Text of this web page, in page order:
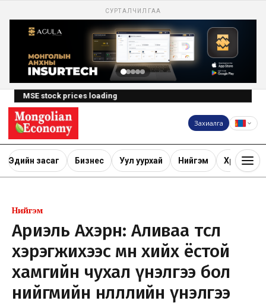
СУРТАЛЧИЛГАА
MSE stock prices loading
Захиалга
Эдийн засаг Бизнес Уул уурхай Нийгэм Хөрөнгө
Нийгэм
Ариэль Ахэрн: Аливаа төсөл
хэрэгжихээс өмнө хийх ёстой
хамгийн чухал үнэлгээ бол
нийгмийн нөлөөллийн үнэлгээ